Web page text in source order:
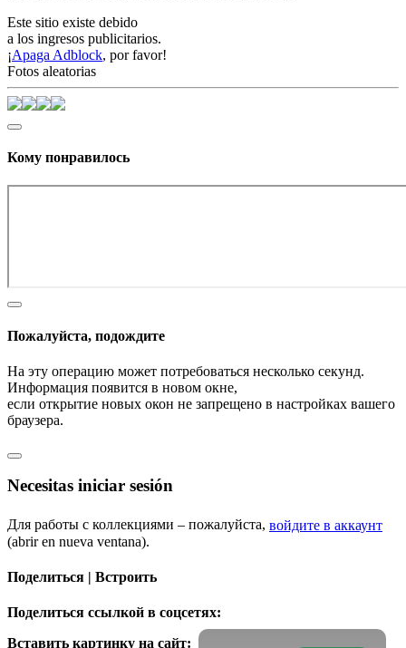
Este sitio existe debido
a los ingresos publicitarios.
¡Apaga Adblock, por favor!
Fotos aleatorias
Кому понравилось
Пожалуйста, подождите
На эту операцию может потребоваться несколько секунд.
Информация появится в новом окне,
если открытие новых окон не запрещено в настройках вашего
браузера.
Necesitas iniciar sesión
Для работы с коллекциями – пожалуйста, войдите в аккаунт
(abrir en nueva ventana).
Поделиться | Встроить
Поделиться ссылкой в соцсетях:
Вставить картинку на сайт: